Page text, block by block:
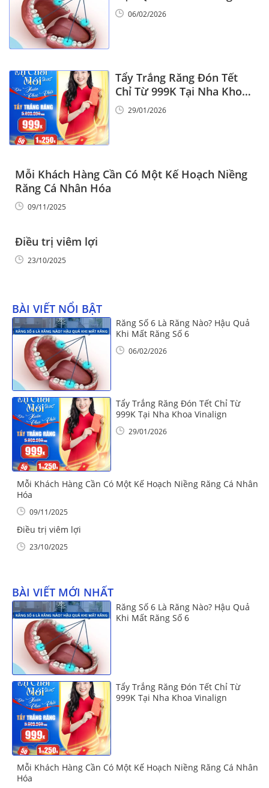
6
06/02/2026
Tẩy Trắng Răng Đón Tết
Chỉ Từ 999K Tại Nha Khoa
Vinalign
29/01/2026
Mỗi Khách Hàng Cần Có Một Kế Hoạch Niềng
Răng Cá Nhân Hóa
09/11/2025
Điều trị viêm lợi
23/10/2025
BÀI VIẾT NỔI BẬT
Răng Số 6 Là Răng Nào? Hậu Quả
Khi Mất Răng Số 6
06/02/2026
Tẩy Trắng Răng Đón Tết Chỉ Từ
999K Tại Nha Khoa Vinalign
29/01/2026
Mỗi Khách Hàng Cần Có Một Kế Hoạch Niềng Răng Cá Nhân
Hóa
09/11/2025
Điều trị viêm lợi
23/10/2025
BÀI VIẾT MỚI NHẤT
Răng Số 6 Là Răng Nào? Hậu Quả
Khi Mất Răng Số 6
Tẩy Trắng Răng Đón Tết Chỉ Từ
999K Tại Nha Khoa Vinalign
Mỗi Khách Hàng Cần Có Một Kế Hoạch Niềng Răng Cá Nhân
Hóa